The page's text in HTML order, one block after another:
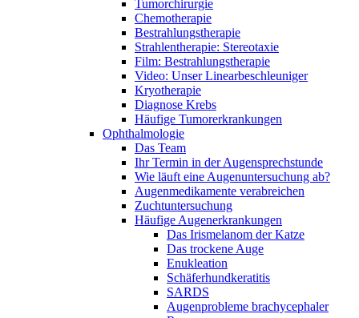
Tumorchirurgie
Chemotherapie
Bestrahlungstherapie
Strahlentherapie: Stereotaxie
Film: Bestrahlungstherapie
Video: Unser Linearbeschleuniger
Kryotherapie
Diagnose Krebs
Häufige Tumorerkrankungen
Ophthalmologie
Das Team
Ihr Termin in der Augensprechstunde
Wie läuft eine Augenuntersuchung ab?
Augenmedikamente verabreichen
Zuchtuntersuchung
Häufige Augenerkrankungen
Das Irismelanom der Katze
Das trockene Auge
Enukleation
Schäferhundkeratitis
SARDS
Augenprobleme brachycephaler